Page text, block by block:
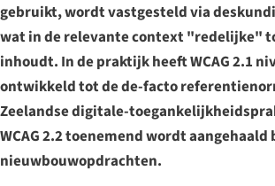
gebruikt, wordt vastgesteld via
wat in de relevante context "redelijke"
inhoudt. In de praktijk heeft WCAG 2.1
ontwikkeld tot de de-facto
Zeelandse digitale-
WCAG 2.2 toenemend wordt aangehaald
nieuwbouwopdrachten.